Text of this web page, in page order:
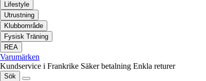
Lifestyle
Utrustning
Klubbområde
Fysisk Träning
REA
Varumärken
Kundservice i Frankrike Säker betalning Enkla returer
Sök